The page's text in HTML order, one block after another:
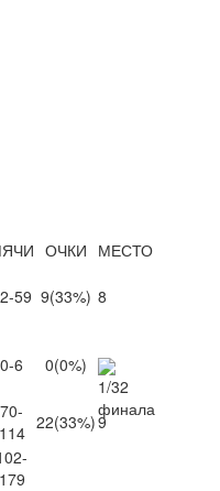
ОЧКИ МЕСТО
59 9(33%) 8
0-6 0(0%)
70-
114 22(33%)9
179